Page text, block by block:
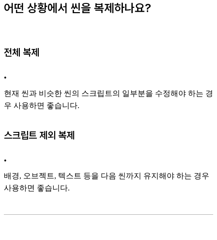
어떤 상황에서 씬을 복제하나요?
전체 복제
•
현재 씬과 비슷한 씬의 스크립트의 일부분을 수정해야 하는 경
우 사용하면 좋습니다.
스크립트 제외 복제
•
배경, 오브젝트, 텍스트 등을 다음 씬까지 유지해야 하는 경우
사용하면 좋습니다.